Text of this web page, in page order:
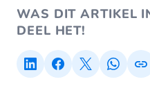
WAS DIT ARTIKEL
DEEL HET!